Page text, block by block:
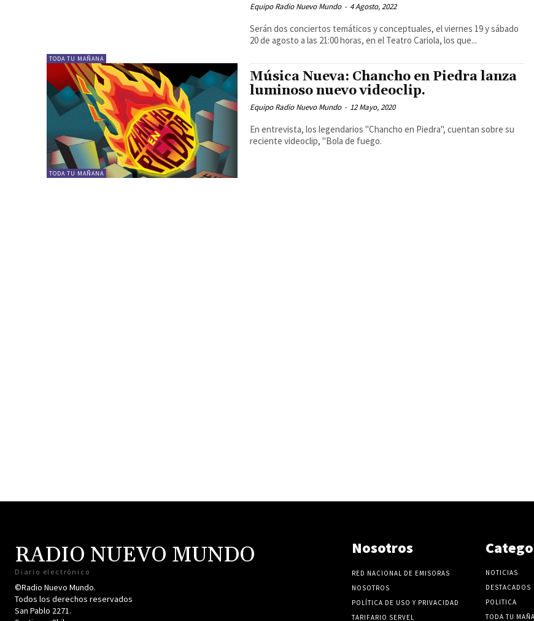
TODA TU MAÑANA
Equipo Radio Nuevo Mundo - 4 Agosto, 2022
Serán dos conciertos temáticos y conceptuales, el viernes 19 y sábado
20 de agosto a las 21:00 horas, en el Teatro Cariola, los que...
TODA TU MAÑANA
Música Nueva: Chancho en Piedra lanza
luminoso nuevo videoclip.
Equipo Radio Nuevo Mundo - 12 Mayo, 2020
En entrevista, los legendarios "Chancho en Piedra", cuentan sobre su
reciente videoclip, "Bola de fuego.
RADIO NUEVO MUNDO
Diario electrónico
©Radio Nuevo Mundo.
Todos los derechos reservados
San Pablo 2271.
Nosotros
RED NACIONAL DE EMISORAS
NOSOTROS
POLÍTICA DE USO Y PRIVACIDAD
TARIFARIO SERVEL
NOTICIAS
DESTACADOS
POLITICA
TODA TU